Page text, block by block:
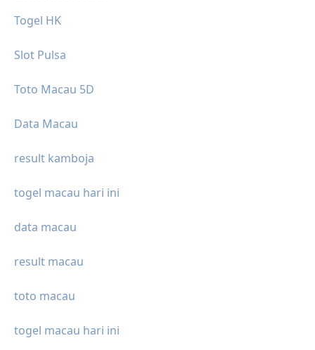
Togel HK
Slot Pulsa
Toto Macau 5D
Data Macau
result kamboja
togel macau hari ini
data macau
result macau
toto macau
togel macau hari ini